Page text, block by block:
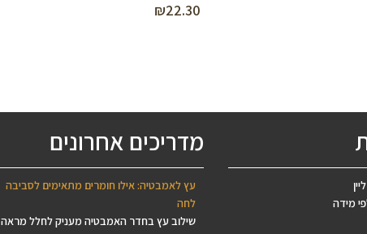
₪22.30
מידה
מדריכים אחרונים
עץ לאמבטיה: אילו חומרים מתאימים לסביבה
לחה
שילוב עץ בחדר האמבטיה מעניק לחלל מראה